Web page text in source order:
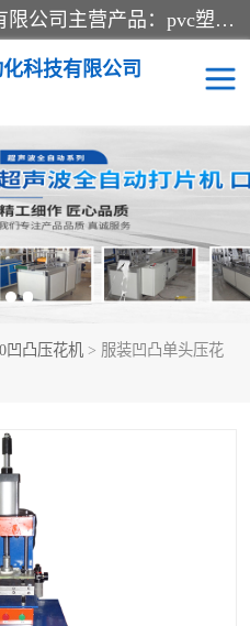
常州联宇机电自动化科技有限公司主营产品：pvc塑料焊机、高频热合机、软膜天花压边机、服装布料凹凸压花机、布料3d压印设备、服装植胶设备、超声波布料花边机、无纺布热合机、全自动压花机。
科技有限公司
凹凸压花机 > 服装凹凸单头压花
超声波热合机
超声波花边机
凹凸压花机压标机
双头服装凹凸压花机
海绵产品成型机